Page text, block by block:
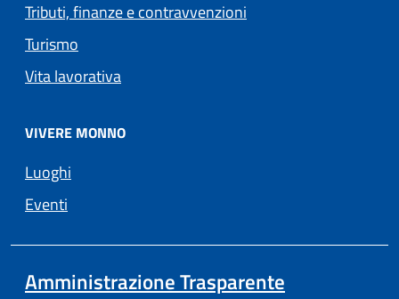
Tributi, finanze e contravvenzioni
Turismo
Vita lavorativa
VIVERE MONNO
Luoghi
Eventi
Amministrazione Trasparente